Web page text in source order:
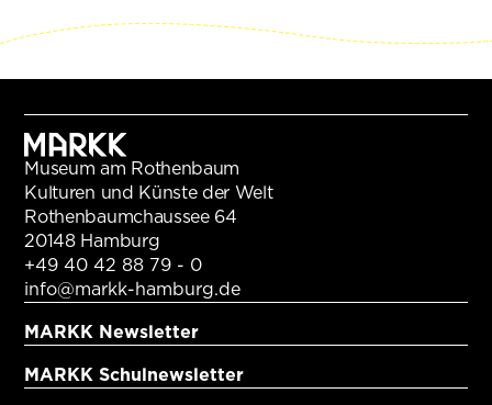
Museum am Rothenbaum
Kulturen und Künste der Welt
Rothenbaumchaussee 64
20148 Hamburg
+49 40 42 88 79 - 0
info@markk-hamburg.de
MARKK Newsletter
MARKK Schulnewsletter